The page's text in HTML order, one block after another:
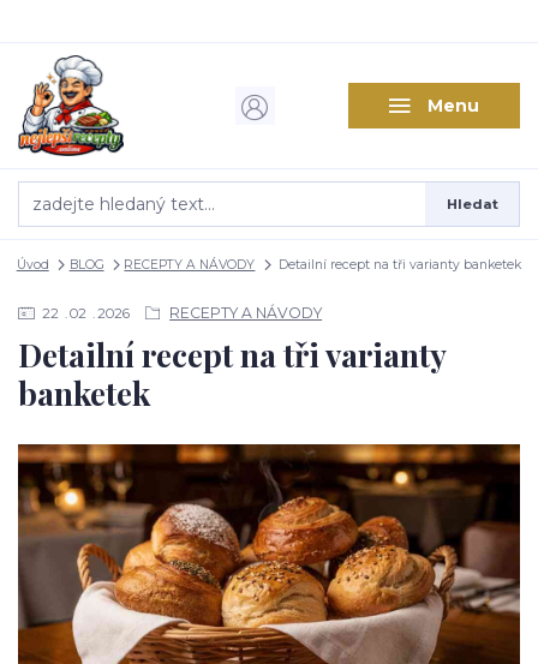
Menu
Hledat
Úvod BLOG RECEPTY A NÁVODY Detailní recept na tři varianty banketek
22 02 2026 RECEPTY A NÁVODY
Detailní recept na tři varianty
banketek